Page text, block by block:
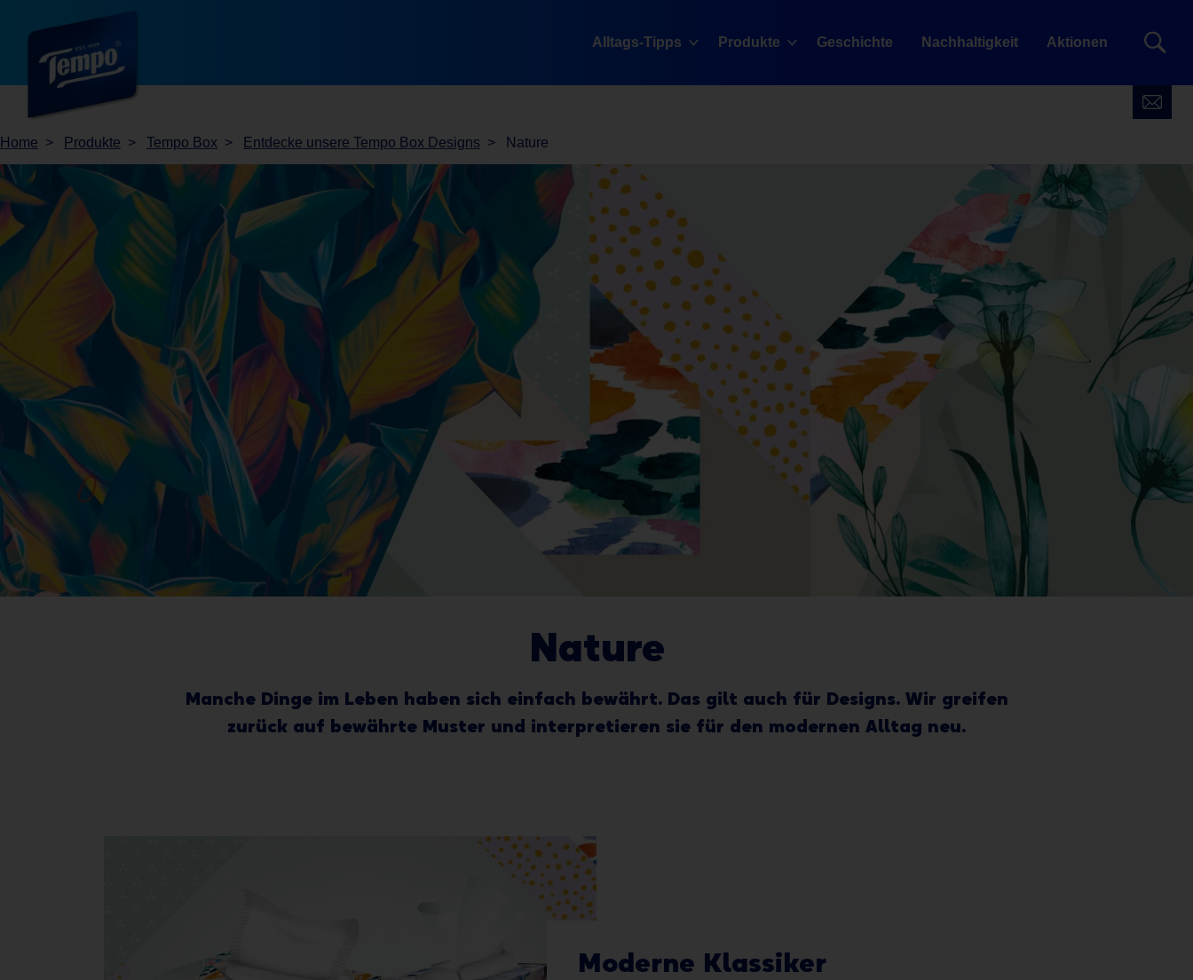
Alltags-Tipps Produkte Geschichte Nachhaltigkeit Aktionen
Home Produkte Tempo Box Entdecke unsere Tempo Box Designs Nature
Nature
Manche Dinge im Leben haben sich einfach bewährt. Das gilt auch für Designs. Wir greifen
zurück auf bewährte Muster und interpretieren sie für den modernen Alltag neu.
Moderne Klassiker